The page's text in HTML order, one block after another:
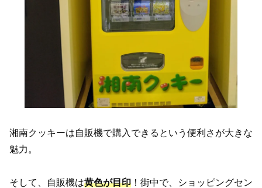
湘南クッキーは自販機で購入できるという便利さが大きな
魅力。
そして、自販機は黄色が目印 ！街中で、ショッピングセン